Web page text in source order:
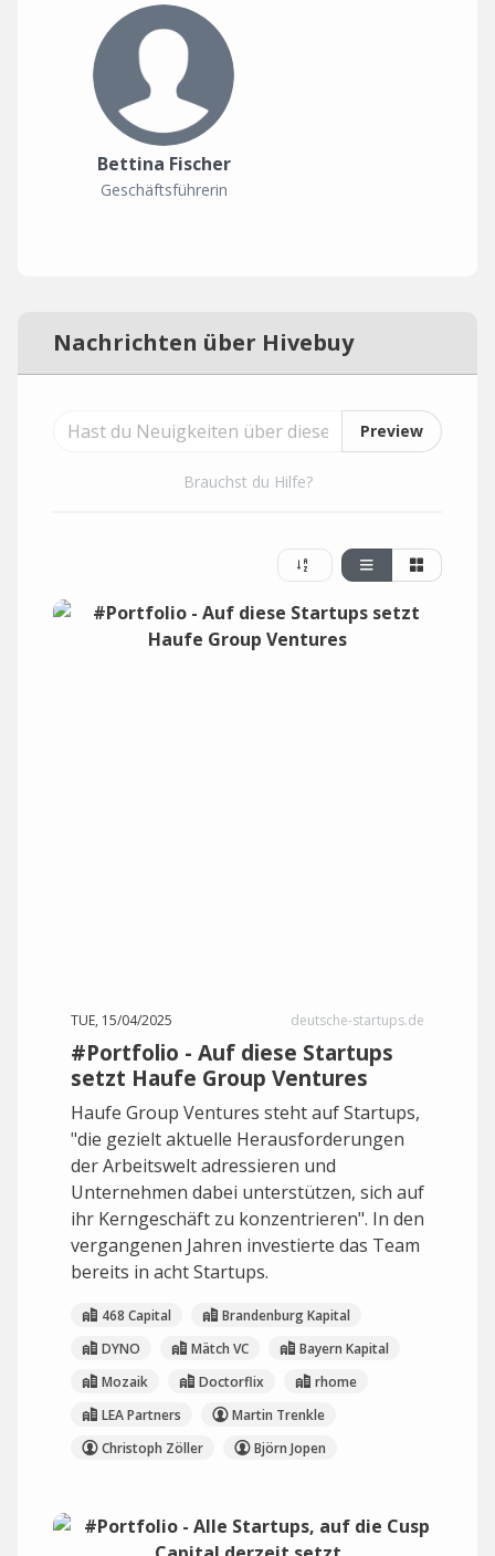
Bettina Fischer
Geschäftsführerin
Nachrichten über Hivebuy
Preview
Brauchst du Hilfe?
TUE, 15/04/2025 deutsche-startups.de
#Portfolio - Auf diese Startups
setzt Haufe Group Ventures
Haufe Group Ventures steht auf Startups,
"die gezielt aktuelle Herausforderungen
der Arbeitswelt adressieren und
Unternehmen dabei unterstützen, sich auf
ihr Kerngeschäft zu konzentrieren". In den
vergangenen Jahren investierte das Team
bereits in acht Startups.
468 Capital
Brandenburg Kapital
DYNO
Mätch VC
Bayern Kapital
Mozaik
Doctorflix
rhome
LEA Partners
Martin Trenkle
Christoph Zöller
Björn Jopen